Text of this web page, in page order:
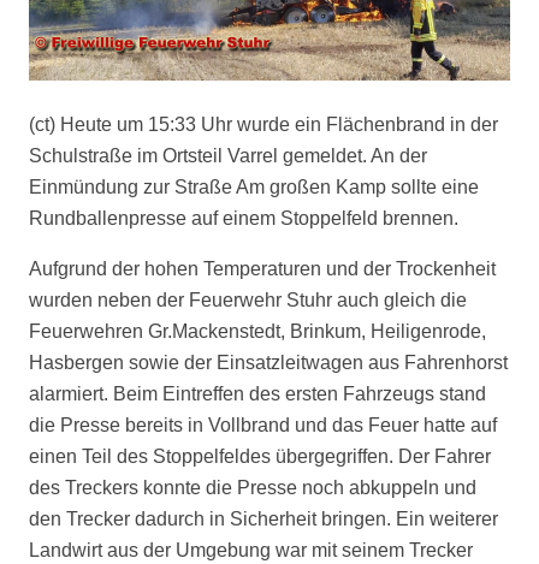
(ct) Heute um 15:33 Uhr wurde ein Flächenbrand in der
Schulstraße im Ortsteil Varrel gemeldet. An der
Einmündung zur Straße Am großen Kamp sollte eine
Rundballenpresse auf einem Stoppelfeld brennen.
Aufgrund der hohen Temperaturen und der Trockenheit
wurden neben der Feuerwehr Stuhr auch gleich die
Feuerwehren Gr.Mackenstedt, Brinkum, Heiligenrode,
Hasbergen sowie der Einsatzleitwagen aus Fahrenhorst
alarmiert. Beim Eintreffen des ersten Fahrzeugs stand
die Presse bereits in Vollbrand und das Feuer hatte auf
einen Teil des Stoppelfeldes übergegriffen. Der Fahrer
des Treckers konnte die Presse noch abkuppeln und
den Trecker dadurch in Sicherheit bringen. Ein weiterer
Landwirt aus der Umgebung war mit seinem Trecker